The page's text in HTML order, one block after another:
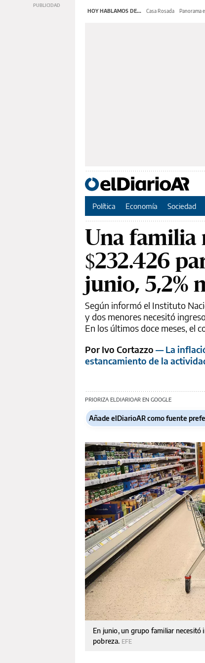
HOY HABLAMOS DE... Casa Rosada Panorama
Política Economía Sociedad
Una familia
$232.426
junio, 5,2%
Según informó el Instituto
y dos menores necesitó
En los últimos doce meses, el
Por Ivo Cortazzo — La
estancamiento de la
PRIORIZA ELDIARIOAR EN GOOGLE
Añade elDiarioAR como fuente
En junio, un grupo familiar necesitó
pobreza. EFE